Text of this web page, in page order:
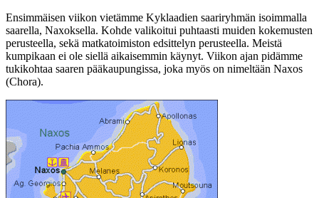
Ensimmäisen viikon vietämme Kyklaadien saariryhmän isoimmalla
saarella, Naxoksella. Kohde valikoitui puhtaasti muiden kokemusten
perusteella, sekä matkatoimiston edsittelyn perusteella. Meistä
kumpikaan ei ole siellä aikaisemmin käynyt. Viikon ajan pidämme
tukikohtaa saaren pääkaupungissa, joka myös on nimeltään Naxos
(Chora).